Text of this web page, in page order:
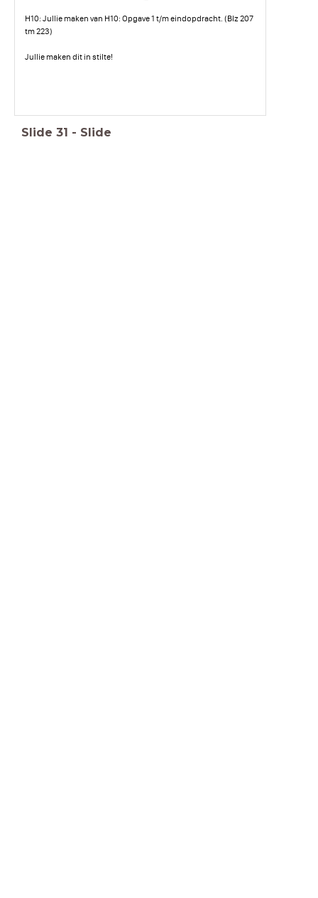
H10: Jullie maken van H10: Opgave 1 t/m eindopdracht. (Blz 207
tm 223)
Jullie maken dit in stilte!
Slide 31 - Slide